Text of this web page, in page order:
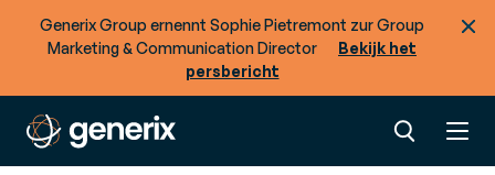
Generix Group ernennt Sophie Pietremont zur Group
Marketing & Communication Director
Bekijk het
persbericht